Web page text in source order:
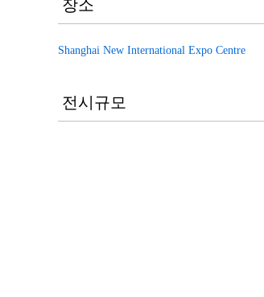
장소
Shanghai New International Expo Centre
전시규모